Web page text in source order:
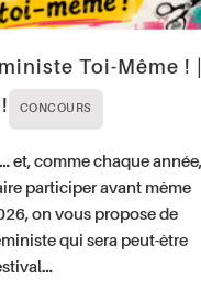
Toi-Même !
CONCOURS
et, comme chaque année,
participer avant même
on vous propose de
qui sera peut-être